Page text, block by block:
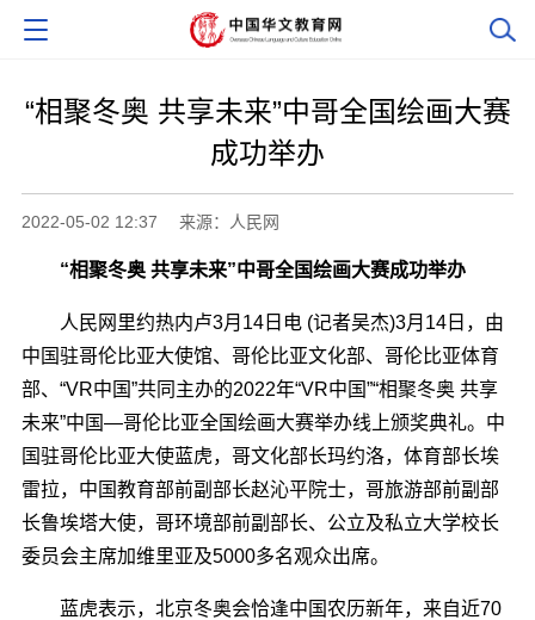
“相聚冬奥 共享未来”中哥全国绘画大赛
成功举办
2022-05-02 12:37 来源：人民网
“相聚冬奥 共享未来”中哥全国绘画大赛成功举办
人民网里约热内卢3月14日电 (记者吴杰)3月14日，由
中国驻哥伦比亚大使馆、哥伦比亚文化部、哥伦比亚体育
部、“VR中国”共同主办的2022年“VR中国”“相聚冬奥 共享
未来”中国―哥伦比亚全国绘画大赛举办线上颁奖典礼。中
国驻哥伦比亚大使蓝虎，哥文化部长玛约洛，体育部长埃
雷拉，中国教育部前副部长赵沁平院士，哥旅游部前副部
长鲁埃塔大使，哥环境部前副部长、公立及私立大学校长
委员会主席加维里亚及5000多名观众出席。
蓝虎表示，北京冬奥会恰逢中国农历新年，来自近70